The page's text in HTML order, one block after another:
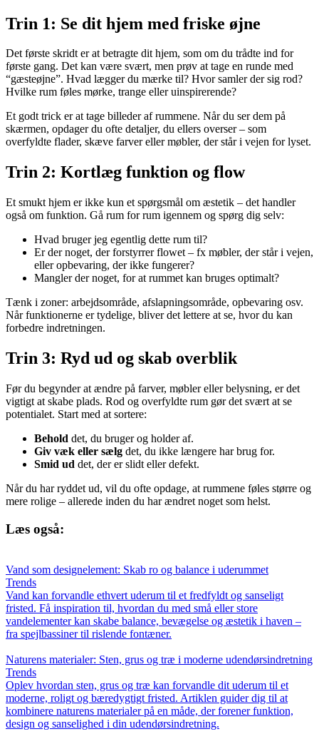
Trin 1: Se dit hjem med friske øjne
Det første skridt er at betragte dit hjem, som om du trådte ind for
første gang. Det kan være svært, men prøv at tage en runde med
“gæsteøjne”. Hvad lægger du mærke til? Hvor samler der sig rod?
Hvilke rum føles mørke, trange eller uinspirerende?
Et godt trick er at tage billeder af rummene. Når du ser dem på
skærmen, opdager du ofte detaljer, du ellers overser – som
overfyldte flader, skæve farver eller møbler, der står i vejen for lyset.
Trin 2: Kortlæg funktion og flow
Et smukt hjem er ikke kun et spørgsmål om æstetik – det handler
også om funktion. Gå rum for rum igennem og spørg dig selv:
Hvad bruger jeg egentlig dette rum til?
Er der noget, der forstyrrer flowet – fx møbler, der står i vejen,
eller opbevaring, der ikke fungerer?
Mangler der noget, for at rummet kan bruges optimalt?
Tænk i zoner: arbejdsområde, afslapningsområde, opbevaring osv.
Når funktionerne er tydelige, bliver det lettere at se, hvor du kan
forbedre indretningen.
Trin 3: Ryd ud og skab overblik
Før du begynder at ændre på farver, møbler eller belysning, er det
vigtigt at skabe plads. Rod og overfyldte rum gør det svært at se
potentialet. Start med at sortere:
Behold det, du bruger og holder af.
Giv væk eller sælg det, du ikke længere har brug for.
Smid ud det, der er slidt eller defekt.
Når du har ryddet ud, vil du ofte opdage, at rummene føles større og
mere rolige – allerede inden du har ændret noget som helst.
Læs også:
Vand som designelement: Skab ro og balance i uderummet
Trends
Vand kan forvandle ethvert uderum til et fredfyldt og sanseligt
fristed. Få inspiration til, hvordan du med små eller store
vandelementer kan skabe balance, bevægelse og æstetik i haven –
fra spejlbassiner til rislende fontæner.
Naturens materialer: Sten, grus og træ i moderne udendørsindretning
Trends
Oplev hvordan sten, grus og træ kan forvandle dit uderum til et
moderne, roligt og bæredygtigt fristed. Artiklen guider dig til at
kombinere naturens materialer på en måde, der forener funktion,
design og sanselighed i din udendørsindretning.